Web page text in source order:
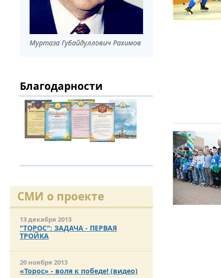
ПУСТЬ
Муртаза Губайдуллович Рахимов
Благодарности
СМИ о проекте
13 декабря 2013
"ТОРОС": ЗАДАЧА - ПЕРВАЯ
ТРОЙКА
20 ноября 2013
«Торос» - воля к победе! (видео)